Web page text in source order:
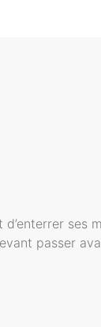
d’enterrer ses
passer